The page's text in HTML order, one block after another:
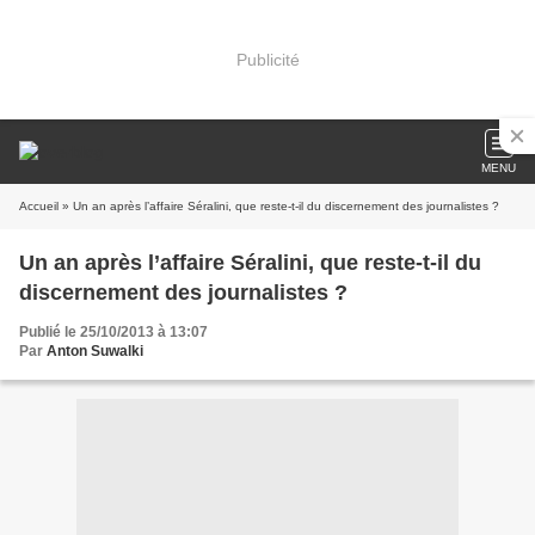
Publicité
MENU
Accueil » Un an après l’affaire Séralini, que reste-t-il du discernement des journalistes ?
Un an après l’affaire Séralini, que reste-t-il du
discernement des journalistes ?
Publié le 25/10/2013 à 13:07
Par Anton Suwalki